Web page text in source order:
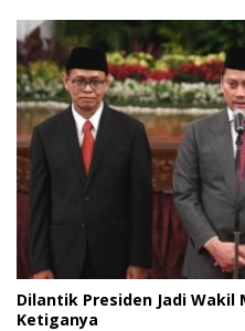
Dilantik Presiden Jadi Wakil
Ketiganya